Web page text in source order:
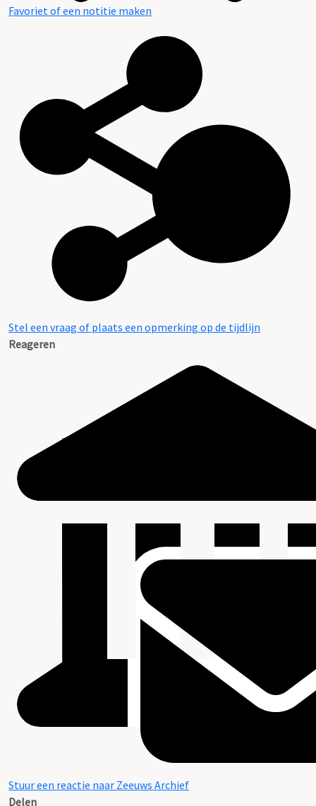
Favoriet of een notitie maken
Stel een vraag of plaats een opmerking op de tijdlijn
Reageren
Stuur een reactie naar Zeeuws Archief
Delen